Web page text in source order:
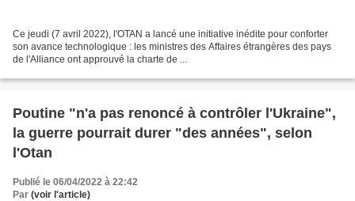
Ce jeudi (7 avril 2022), l'OTAN a lancé une initiative inédite pour conforter
son avance technologique : les ministres des Affaires étrangères des pays
de l'Alliance ont approuvé la charte de ...
Poutine "n'a pas renoncé à contrôler l'Ukraine",
la guerre pourrait durer "des années", selon
l'Otan
Publié le 06/04/2022 à 22:42
Par (voir l'article)